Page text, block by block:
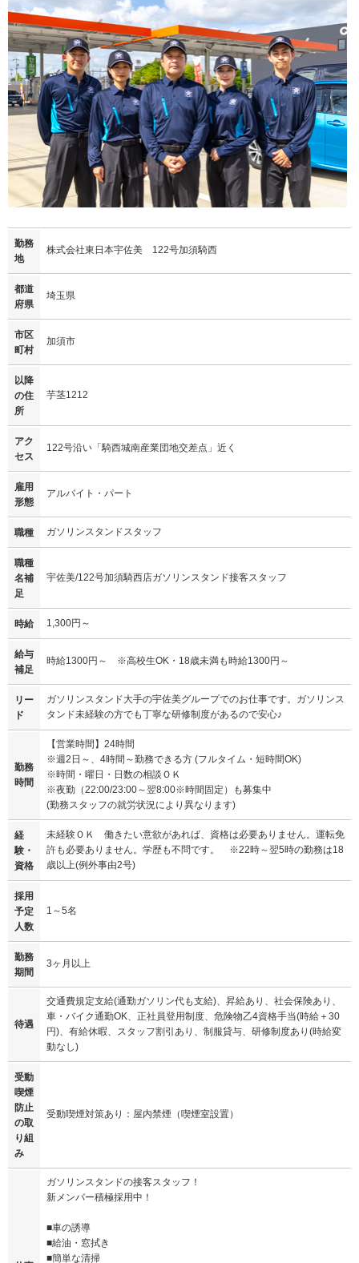
勤務
地
株式会社東日本宇佐美 122号加須騎西
都道
府県
埼玉県
市区
町村
加須市
以降
の住
所
芋茎1212
アク
セス
122号沿い「騎西城南産業団地交差点」近く
雇用
形態
アルバイト・パート
職種 ガソリンスタンドスタッフ
職種
名補
足
宇佐美/122号加須騎西店ガソリンスタンド接客スタッフ
時給 1,300円～
給与
補足
時給1300円～ ※高校生OK・18歳未満も時給1300円～
リー
ド
ガソリンスタンド大手の宇佐美グループでのお仕事です。ガソリンス
タンド未経験の方でも丁寧な研修制度があるので安心♪
勤務
時間
【営業時間】24時間
※週2日～、4時間～勤務できる方 (フルタイム・短時間OK)
※時間・曜日・日数の相談ＯＫ
※夜勤（22:00/23:00～翌8:00※時間固定）も募集中
(勤務スタッフの就労状況により異なります)
経
験・
資格
未経験ＯＫ 働きたい意欲があれば、資格は必要ありません。運転免
許も必要ありません。学歴も不問です。 ※22時～翌5時の勤務は18
歳以上(例外事由2号)
採用
予定
人数
1～5名
勤務
期間
3ヶ月以上
待遇
交通費規定支給(通勤ガソリン代も支給)、昇給あり、社会保険あり、
車・バイク通勤OK、正社員登用制度、危険物乙4資格手当(時給＋30
円)、有給休暇、スタッフ割引あり、制服貸与、研修制度あり(時給変
動なし)
受動
喫煙
防止
の取
り組
み
受動喫煙対策あり：屋内禁煙（喫煙室設置）
ガソリンスタンドの接客スタッフ！
新メンバー積極採用中！
■車の誘導
■給油・窓拭き
■簡単な清掃